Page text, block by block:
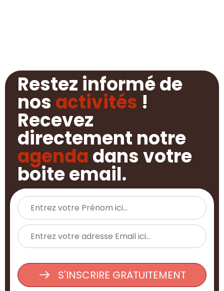
Restez informé de
nos activités !
Recevez
directement notre
agendadans votre
boite email.
S'INSCRIRE GRATUITEMENT